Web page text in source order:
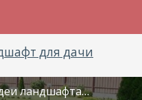
для дачи
ландшафта…